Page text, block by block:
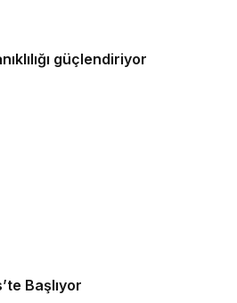
güçlendiriyor
Başlıyor